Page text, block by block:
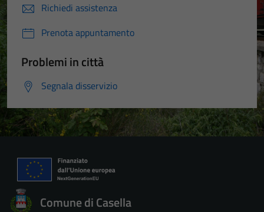
Richiedi assistenza
Prenota appuntamento
Problemi in città
Segnala disservizio
Comune di Casella